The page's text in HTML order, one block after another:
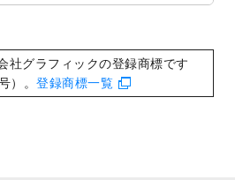
きのデザインテンプレートを公開
ータの解像度
を引き上げまし
社グラフィックの登録商標です
）。 登録商標一覧